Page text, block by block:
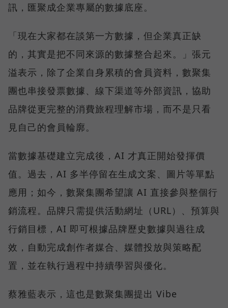
訊，匯聚成企業專屬的數據底座。
「現在大家都在談第一方數據，但企業真正缺
的，其實是把不同來源的數據整合起來。」張元
溢表示，除了企業自身累積的會員資料，數聚集
團也串接發票數據、線下渠道等外部資訊，協助
品牌從更完整的消費旅程理解市場，而不是只看
見自己的會員輪廓。
當數據基礎建立完成後，AI 才真正開始發揮價
值。過去，AI 多半停留在生成文案、圖片等單點
應用；如今，數聚集團希望讓 AI 直接參與整個行
銷流程。品牌只需提供活動網址（URL）、預算與
行銷目標，AI 即可根據品牌歷史數據與過往成
效，自動完成創作者媒合、媒體投放與策略配
置，並在執行過程中持續學習與優化。
蔡雅藍表示，這也是數聚集團提出 Vibe